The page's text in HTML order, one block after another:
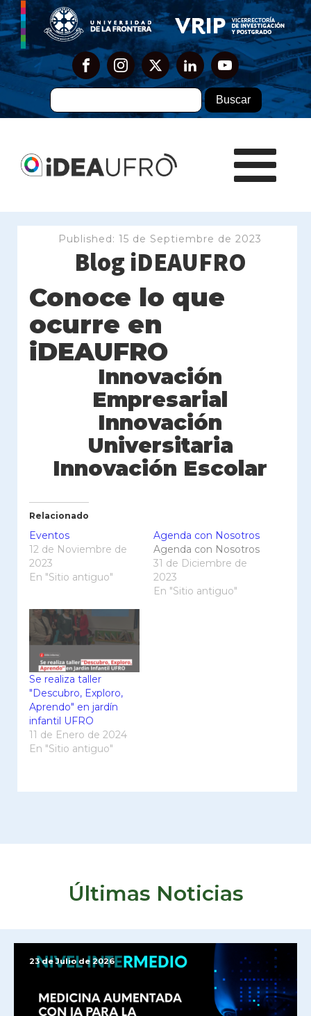
Published: 15 de Septiembre de 2023
Blog iDEAUFRO
Conoce lo que
ocurre en
iDEAUFRO
Innovación
Empresarial
Innovación
Universitaria
Innovación Escolar
Relacionado
Eventos
12 de Noviembre de
2023
En "Sitio antiguo"
Agenda con Nosotros
Agenda con Nosotros
31 de Diciembre de
2023
En "Sitio antiguo"
Se realiza taller
"Descubro, Exploro,
Aprendo" en jardín
infantil UFRO
11 de Enero de 2024
En "Sitio antiguo"
Últimas Noticias
23 de Julio de 2026